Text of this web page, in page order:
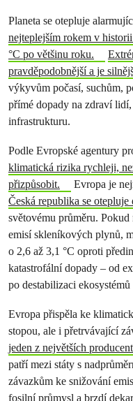
Planeta se otepluje
nejteplejším rokem v
°C po většinu roku.
pravděpodobnější a je
výkyvům počasí, suchům,
přímé dopady na zdraví
infrastrukturu.
Podle Evropské agentury
klimatická rizika rychleji,
přizpůsobit.
Evropa je
Česká republika se
světovému průměru.
emisí skleníkových plynů,
o 2,6 až 3,1 °C oproti
katastrofální dopady – od
po destabilizaci
Evropa přispěla ke
stopou, ale i přetrvávající
jeden z největších
patří mezi státy s
závazkům ke snižování
fosilní průmysl a brzdí